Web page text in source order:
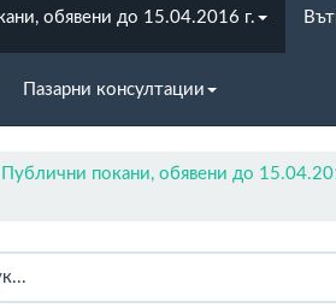
обявени до 15.04.2016 г.
Пазарни консултации
Публични покани, обявени до